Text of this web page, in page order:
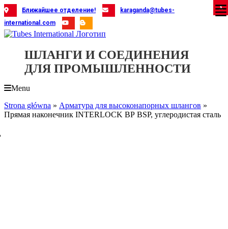
Skip
to
content
Ближайшее отделение!
karaganda@tubes-
international.com
ШЛАНГИ И СОЕДИНЕНИЯ
ДЛЯ ПРОМЫШЛЕННОСТИ
Menu
Strona główna » Арматура для высоконапорных шлангов »
Прямая наконечник INTERLOCK ВР BSP, углеродистая сталь
X
X
X
X
X
X
X
X
X
X
X
X
X
X
X
X
X
X
X